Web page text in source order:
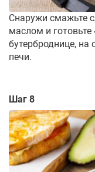
Снаружи смажьте
маслом и готовьте
бутерброднице,
печи.
Шаг 8